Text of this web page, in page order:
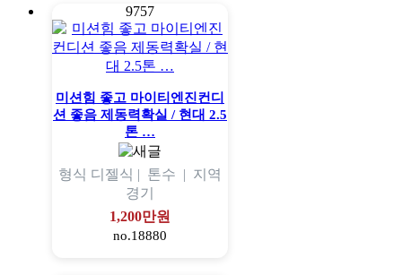
9757
미션힘 좋고 마이티엔진컨디
션 좋음 제동력확실 / 현대 2.5
톤 …
형식 디젤식 | 톤수 | 지역
경기
1,200만원
no.18880